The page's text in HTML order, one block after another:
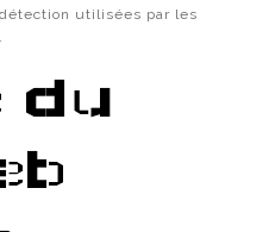
utilisées par les
du